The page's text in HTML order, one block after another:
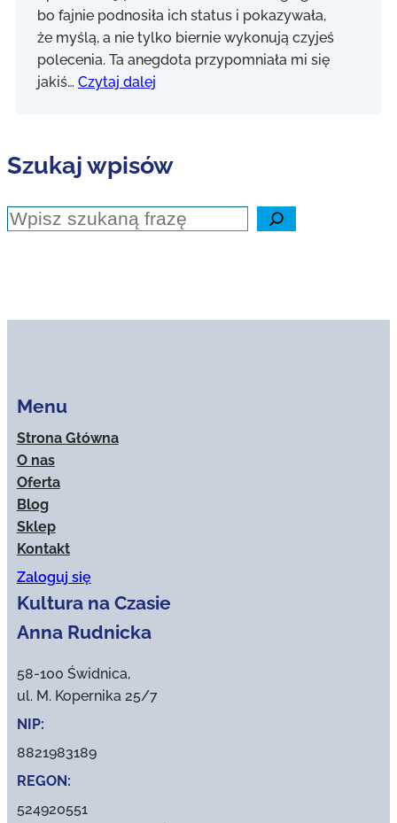
bo fajnie podnosiła ich status i pokazywała,
że myślą, a nie tylko biernie wykonują czyjeś
polecenia. Ta anegdota przypomniała mi się
jakiś… Czytaj dalej
Szukaj wpisów
Szukaj
Menu
Strona Główna
O nas
Oferta
Blog
Sklep
Kontakt
Zaloguj się
Kultura na Czasie
Anna Rudnicka
58-100 Świdnica,
ul. M. Kopernika 25/7
NIP:
8821983189
REGON:
524920551